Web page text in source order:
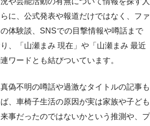
に、公式発表や報道だけではなく、ファ
体験談、SNSでの目撃情報や噂話まで
、「山瀬まみ 現在」や「山瀬まみ 最近
ワードとも結びついています。
偽不明の噂話や過激なタイトルの記事も
、車椅子生活の原因が実は家族や子ども
事だったのではないかという推測や、プ